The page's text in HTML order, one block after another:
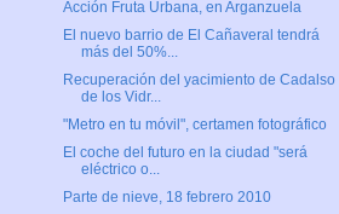
Acción Fruta Urbana, en Arganzuela
El nuevo barrio de El Cañaveral tendrá
más del 50%...
Recuperación del yacimiento de Cadalso
de los Vidr...
"Metro en tu móvil", certamen fotográfico
El coche del futuro en la ciudad "será
eléctrico o...
Parte de nieve, 18 febrero 2010